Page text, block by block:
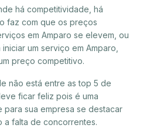
há competitividade, há
faz com que os preços
em Amparo se elevem, ou
um serviço em Amparo,
preço competitivo.
não está entre as top 5 de
ficar feliz pois é uma
sua empresa se destacar
a falta de concorrentes.